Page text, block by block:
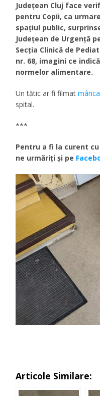
Județean Cluj face
pentru Copii, ca
spațiul public,
Județean de Urgență
Secția Clinică de
nr. 68, imagini ce
normelor alimentare.
Un tătic ar fi filmat
spital.
***
Pentru a fi la curent
ne urmăriţi şi pe
Articole Similare: